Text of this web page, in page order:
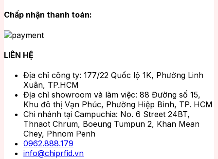
Chấp nhận thanh toán:
LIÊN HỆ
Địa chỉ công ty: 177/22 Quốc lộ 1K, Phường Linh
Xuân, TP.HCM
Địa chỉ showroom và làm việc: 88 Đường số 15,
Khu đô thị Vạn Phúc, Phường Hiệp Bình, TP. HCM
Chi nhánh tại Campuchia: No. 6 Street 24BT,
Thnaot Chrum, Boeung Tumpun 2, Khan Mean
Chey, Phnom Penh
0962.888.179
info@chiprfid.vn